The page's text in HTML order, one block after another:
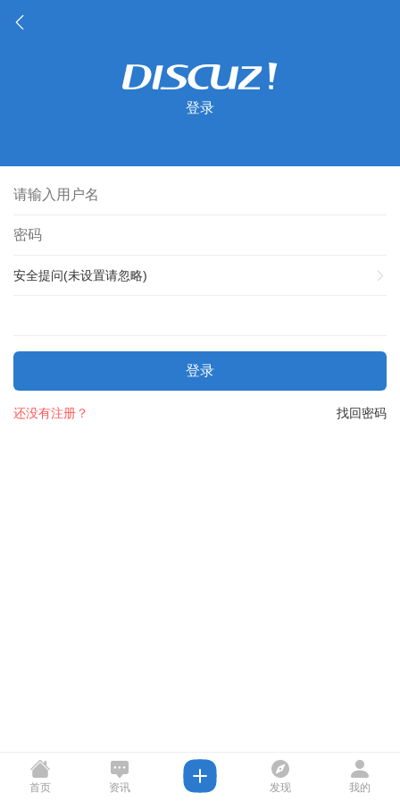
登录
安全提问(未设置请忽略)
登录
找回密码
还没有注册？
首页 资讯 发现 我的